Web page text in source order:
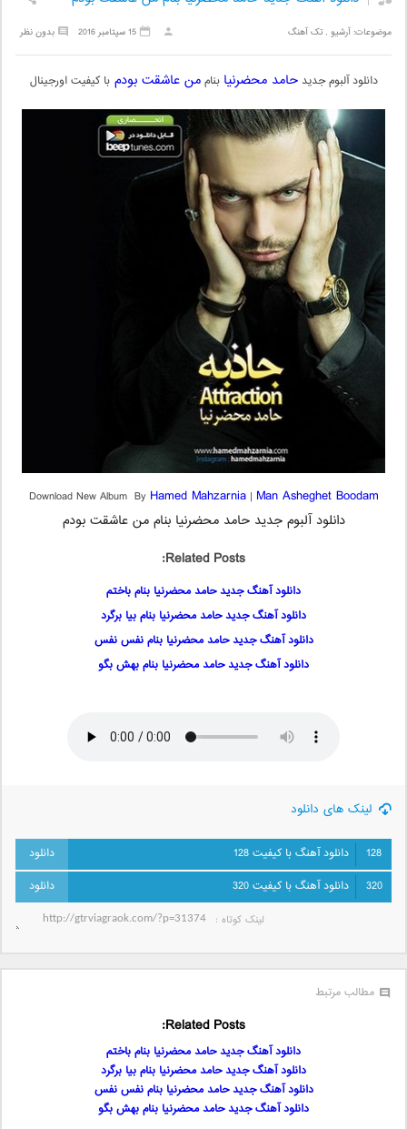
موضوعات:آرشیو ,تک آهنگ بدون نظر 15 سپتامبر 2016
دانلود آلبوم جدیدحامد محضرنیا بناممن عاشقت بودمبا کیفیت اورجینال
Download New Album By Hamed Mahzarnia| Man Asheghet Boodam
دانلود آلبوم جدید حامد محضرنیا بنام من عاشقت بودم
Related Posts:
دانلود آهنگ جدید حامد محضرنیا بنام باختم
دانلود آهنگ جدید حامد محضرنیا بنام بیا برگرد
دانلود آهنگ جدید حامد محضرنیا بنام نفس نفس
دانلود آهنگ جدید حامد محضرنیا بنام بهش بگو
لینک های دانلود
128
دانلود آهنگ با کیفیت 128
320
دانلود آهنگ با کیفیت 320
لینک کوتاه‌ :
مطالب مرتبط
Related Posts:
دانلود آهنگ جدید حامد محضرنیا بنام باختم
دانلود آهنگ جدید حامد محضرنیا بنام بیا برگرد
دانلود آهنگ جدید حامد محضرنیا بنام نفس نفس
دانلود آهنگ جدید حامد محضرنیا بنام بهش بگو